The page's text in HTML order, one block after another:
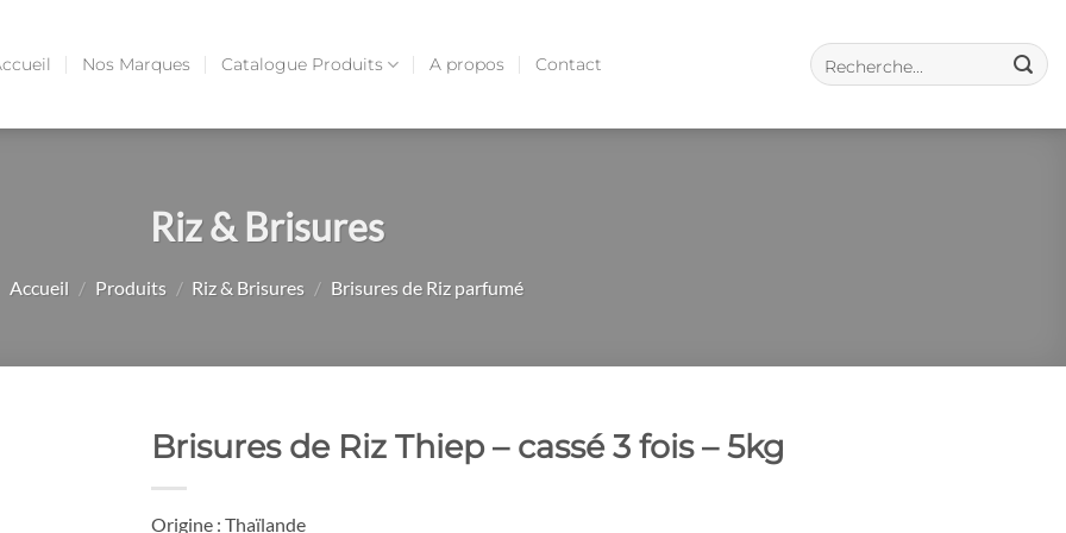
Nos Marques Catalogue Produits A propos Contact
Riz & Brisures
Accueil / Produits / Riz & Brisures / Brisures de Riz parfumé
Brisures de Riz Thiep – cassé 3 fois – 5kg
Origine : Thaïlande